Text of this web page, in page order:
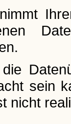
sein
nicht